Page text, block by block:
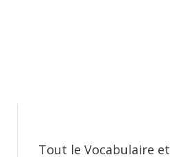
Tout le Vocabulaire et